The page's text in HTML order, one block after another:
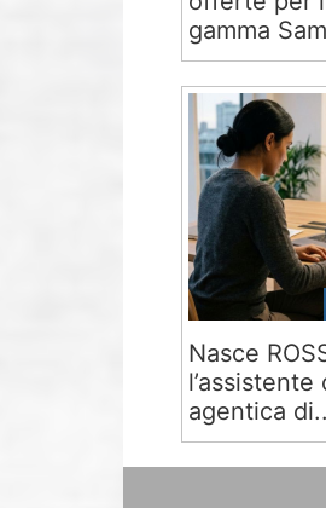
gamma
Nasce
l’assistente
agentica